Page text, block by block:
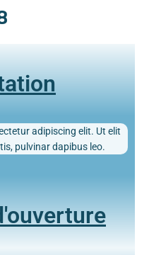
adipiscing elit. Ut elit
pulvinar dapibus leo.